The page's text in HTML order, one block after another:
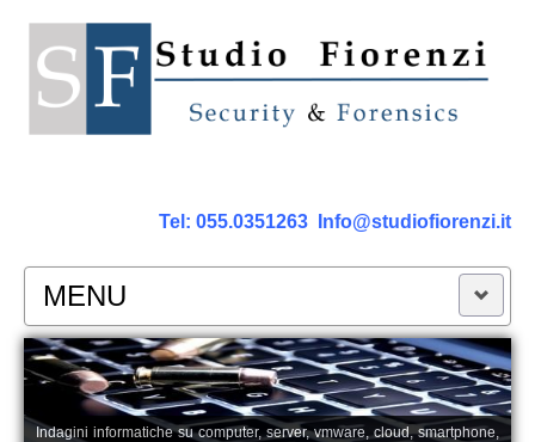
Tel: 055.0351263 Info@studiofiorenzi.it
MENU
PERIZIE
Perizia Computer
Indagini informatiche su computer, server, vmware, cloud, smartphone,